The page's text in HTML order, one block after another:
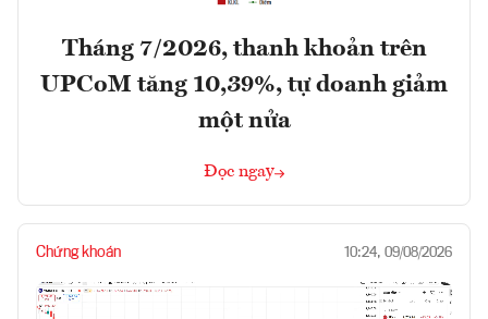
Tháng 7/2026, thanh khoản trên
UPCoM tăng 10,39%, tự doanh giảm
một nửa
Đọc ngay
Chứng khoán 10:24, 09/08/2026